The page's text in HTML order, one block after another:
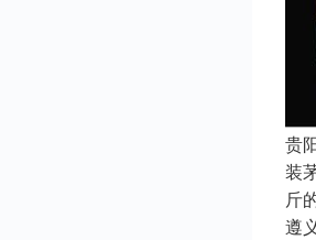
贵
装
斤
遵